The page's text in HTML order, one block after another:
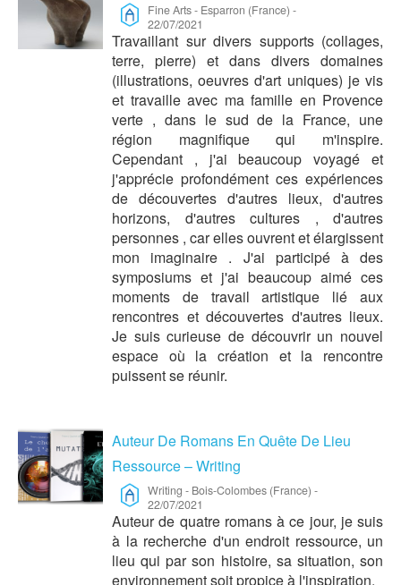
Fine Arts- Esparron (France) -
22/07/2021
Travaillant sur divers supports (collages,
terre, pierre) et dans divers domaines
(illustrations, oeuvres d'art uniques) je vis
et travaille avec ma famille en Provence
verte , dans le sud de la France, une
région magnifique qui m'inspire.
Cependant , j'ai beaucoup voyagé et
j'apprécie profondément ces expériences
de découvertes d'autres lieux, d'autres
horizons, d'autres cultures , d'autres
personnes , car elles ouvrent et élargissent
mon imaginaire . J'ai participé à des
symposiums et j'ai beaucoup aimé ces
moments de travail artistique lié aux
rencontres et découvertes d'autres lieux.
Je suis curieuse de découvrir un nouvel
espace où la création et la rencontre
puissent se réunir.
Auteur De Romans En Quête De Lieu
Ressource – Writing
Writing - Bois-Colombes (France) -
22/07/2021
Auteur de quatre romans à ce jour, je suis
à la recherche d'un endroit ressource, un
lieu qui par son histoire, sa situation, son
environnement soit propice à l'inspiration.